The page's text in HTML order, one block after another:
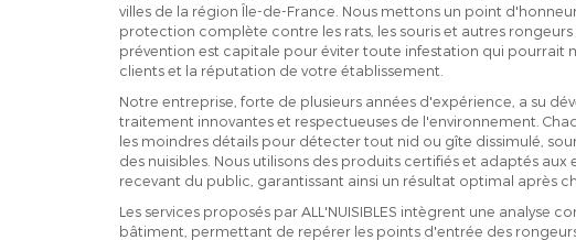
villes de la région Île-de-France. Nous mettons un point
protection complète contre les rats, les souris et autres
prévention est capitale pour éviter toute infestation qui pourrait
clients et la réputation de votre établissement.
Notre entreprise, forte de plusieurs années d'expérience, a su
traitement innovantes et respectueuses de l'environnement.
les moindres détails pour détecter tout nid ou gîte dissimulé,
des nuisibles. Nous utilisons des produits certifiés et adaptés aux
recevant du public, garantissant ainsi un résultat optimal après
Les services proposés par ALL'NUISIBLES intègrent une analyse
bâtiment, permettant de repérer les points d'entrée des